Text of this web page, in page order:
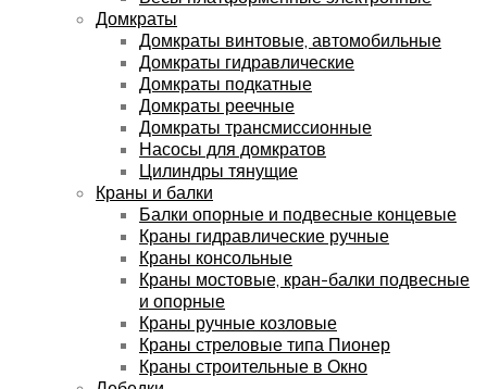
Домкраты
Домкраты винтовые, автомобильные
Домкраты гидравлические
Домкраты подкатные
Домкраты реечные
Домкраты трансмиссионные
Насосы для домкратов
Цилиндры тянущие
Краны и балки
Балки опорные и подвесные концевые
Краны гидравлические ручные
Краны консольные
Краны мостовые, кран-балки подвесные
и опорные
Краны ручные козловые
Краны стреловые типа Пионер
Краны строительные в Окно